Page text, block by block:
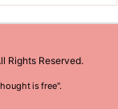
Rights Reserved.
is free".